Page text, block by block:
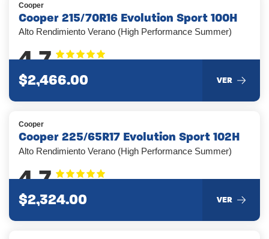
Cooper
Cooper 215/70R16 Evolution Sport 100H
Alto Rendimiento Verano (High Performance Summer)
4.7
$2,466.00 VER
Cooper
Cooper 225/65R17 Evolution Sport 102H
Alto Rendimiento Verano (High Performance Summer)
4.7
$2,324.00 VER